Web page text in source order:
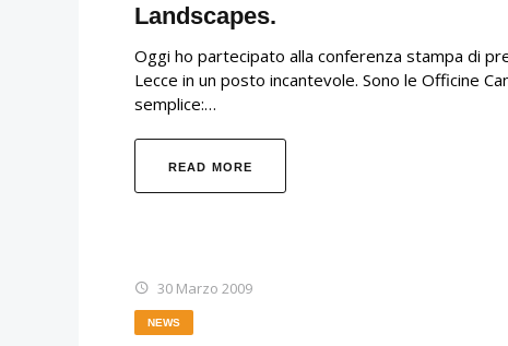
Landscapes.
Oggi ho partecipato alla conferenza stampa di
Lecce in un posto incantevole. Sono le Officine
semplice:…
READ MORE
30 Marzo 2009
NEWS